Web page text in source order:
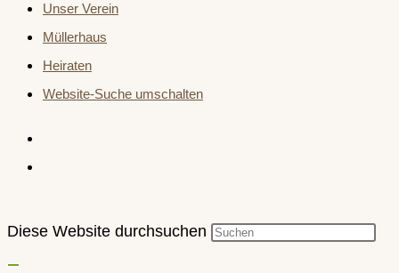
Unser Verein
Müllerhaus
Heiraten
Website-Suche umschalten
Diese Website durchsuchen